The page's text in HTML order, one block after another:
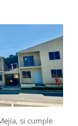
si cumple